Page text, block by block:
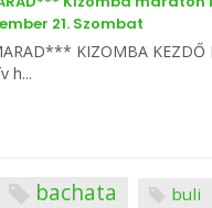
21. Szombat
KIZOMBA KEZDŐ
h...
bachata buli